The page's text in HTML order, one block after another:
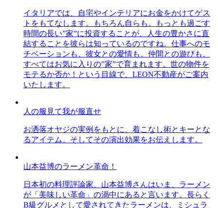
イタリアでは、自宅やインテリアにお金をかけてゲス
トをもてなします。もちろん自らも。もっとも過ごす
時間の長い”家”に投資することが、人生の豊かさに直
結することを彼らは知っているのですね。仕事へのモ
チベーションも、彼女との愛情も、仲間との遊びも、
すべてはお気に入りの”家”で育まれます。世の物件を
モテるか否か！という目線で、LEON不動産がご案内
いたします。
人の服見て我が服直せ
お洒落オヤジの実例をもとに、着こなし術とキーとな
るアイテム、そしてその演出効果をお伝えします。
山本益博のラーメン革命！
日本初の料理評論家、山本益博さんはいま、ラーメン
が「美味しい革命」の渦中にあると言います。長らく
B級グルメとして愛されてきたラーメンは、ミシュラ